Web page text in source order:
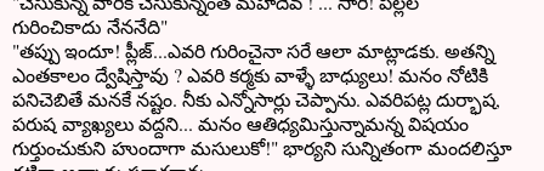
గురించికాదు నేననేది"
"తప్పు ఇందూ! ప్లీజ్...ఎవరి గురించైనా సరే ఆలా మాట్లాడకు. అతన్ని
ఎంతకాలం ద్వేషిస్తావు ? ఎవరి కర్మకు వాళ్ళే బాధ్యులు! మనం నోటికి
పనిచెబితే మనకే నష్టం. నీకు ఎన్నోసార్లు చెప్పాను. ఎవరిపట్ల దుర్భాష,
పరుష వ్యాఖ్యలు వద్దని... మనం ఆతిధ్యమిస్తున్నామన్న విషయం
గుర్తుంచుకుని హుందాగా మసులుకో!" భార్యని సున్నితంగా మందలిస్తూ